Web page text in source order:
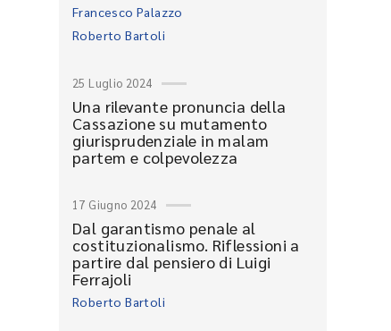
Francesco Palazzo
Roberto Bartoli
25 Luglio 2024
Una rilevante pronuncia della
Cassazione su mutamento
giurisprudenziale in malam
partem e colpevolezza
17 Giugno 2024
Dal garantismo penale al
costituzionalismo. Riflessioni a
partire dal pensiero di Luigi
Ferrajoli
Roberto Bartoli